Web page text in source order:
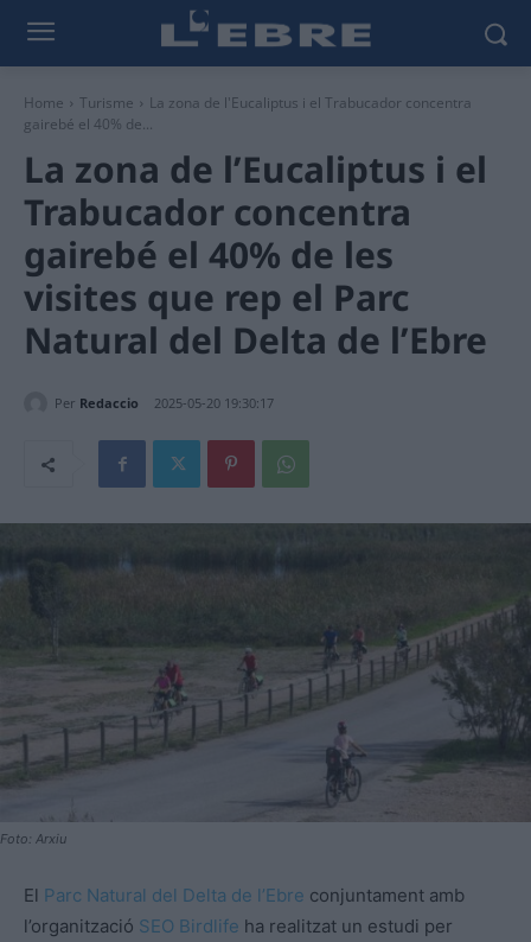
Home Turisme
La zona de l'Eucaliptus i el Trabucador concentra
gairebé el 40% de...
La zona de l’Eucaliptus i el
Trabucador concentra
gairebé el 40% de les
visites que rep el Parc
Natural del Delta de l’Ebre
Per Redaccio 2025-05-20 19:30:17
Foto: Arxiu
El Parc Natural del Delta de l’Ebre conjuntament amb
l’organització SEO Birdlife ha realitzat un estudi per